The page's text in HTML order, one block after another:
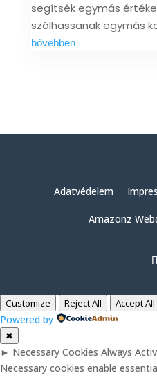
segítsék egymás
szólhassanak egymás
bővebben
Adatvédelem
Amazonz
Customize Reject All Accept All
Powered by
✖
► Necessary Cookies Always
Necessary cookies enable